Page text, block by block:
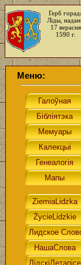
Герб
Ліды,
17 верасня
1590 г.
Меню: